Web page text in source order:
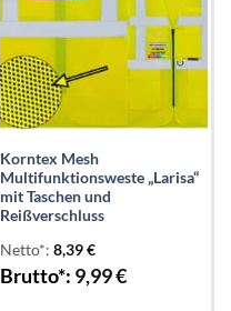
Korntex Mesh
Multifunktionsweste „Larisa“
mit Taschen und
Reißverschluss
Netto*: 8,39€
Brutto*: 9,99€